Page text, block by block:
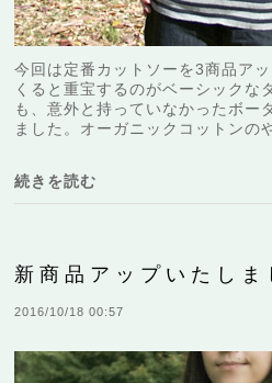
今回は定番カットソーを3商品ア
くると重宝するのがベーシックな
も、意外と持っていなかったボー
ました。オーガニックコットンの
続きを読む
新商品アップいたしま
2016/10/18 00:57